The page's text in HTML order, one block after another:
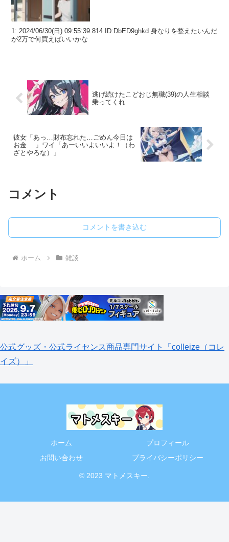
1: 2024/06/30(日) 09:55:39.814 ID:DbED9ghkd 身なりを整えたいんだ
が2万で何買えばいいかな
逃げ続けたこどおじ無職(39)の人生相談
乗ってくれ
彼女「あっ…財布忘れた…ごめん今日は
お金… 」ワイ「あーいいよいいよ！（わ
ざとやろな）」
コメント
コメントを書き込む
ホーム 雑談
公式グッズ・公式ライセンス商品専門サイト「colleize（コレ
イズ）」
ホーム
プロフィール
お問い合わせ
プライバシーポリシー
© 2023 マトメスキー.